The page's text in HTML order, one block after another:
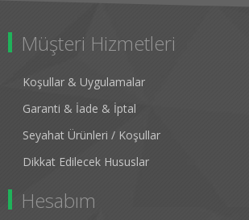
Müşteri Hizmetleri
Koşullar & Uygulamalar
Garanti & İade & İptal
Seyahat Ürünleri / Koşullar
Dikkat Edilecek Hususlar
Hesabım